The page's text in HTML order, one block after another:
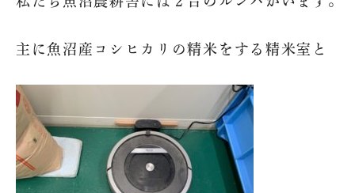
主に魚沼産コシヒカリの精米をする精米室と